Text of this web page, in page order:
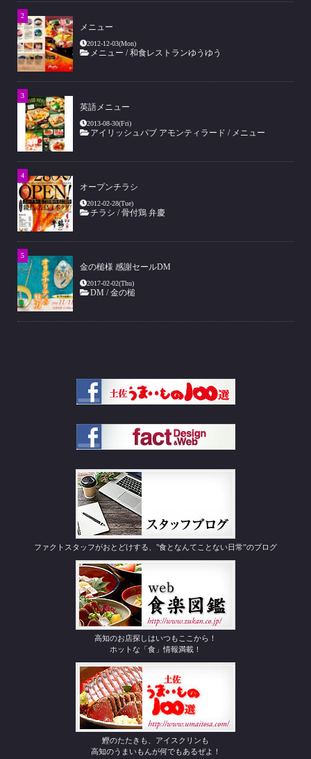
メニュー
2012-12-03(Mon)
メニュー /和食レストランゆうゆう
英語メニュー
2013-08-30(Fri)
アイリッシュパブ アモンティラード / メニュー
オープンチラシ
2012-02-28(Tue)
チラシ /骨付鶏 弁慶
金の槌様 感謝セールDM
2017-02-02(Thu)
DM /金の槌
ファクトスタッフがおとどけする、"食となんてことない日常”のブログ
高知のお店探しはいつもここから！
ホットな「食」情報満載！
鰹のたたきも、アイスクリンも
高知のうまいもんが何でもあるぜよ！